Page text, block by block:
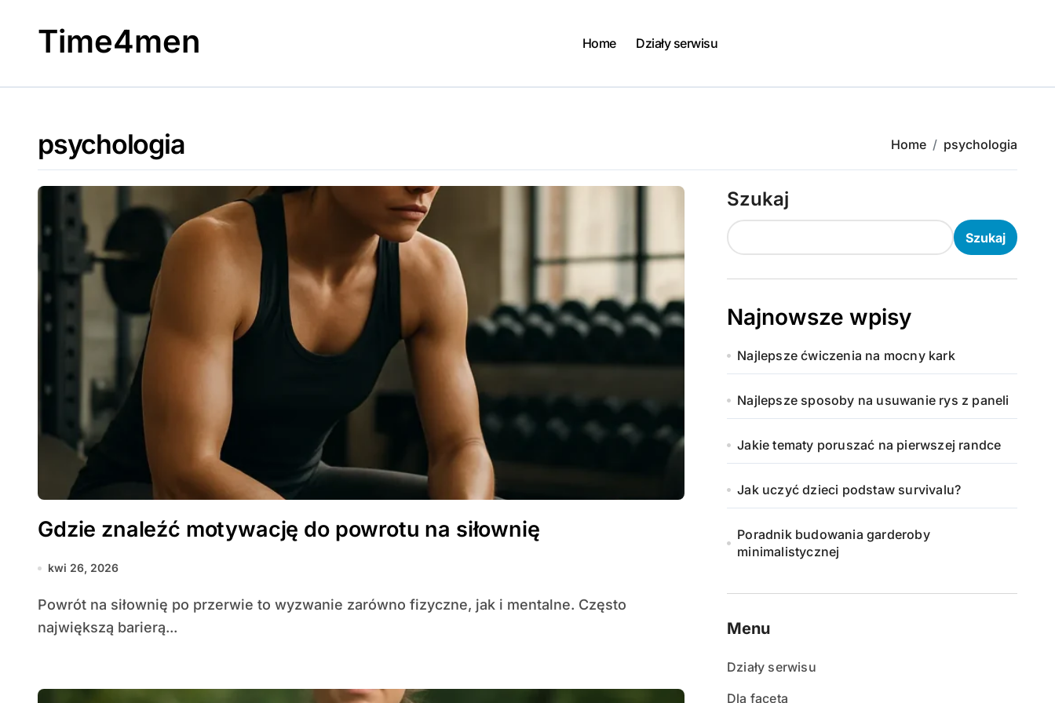
Time4men Home Działy serwisu
psychologia Home psychologia
Gdzie znaleźć motywację do powrotu na siłownię
kwi 26, 2026
Powrót na siłownię po przerwie to wyzwanie zarówno fizyczne, jak i mentalne. Często
największą barierą...
Szukaj
Szukaj
Najnowsze wpisy
Najlepsze ćwiczenia na mocny kark
Najlepsze sposoby na usuwanie rys z paneli
Jakie tematy poruszać na pierwszej randce
Jak uczyć dzieci podstaw survivalu?
Poradnik budowania garderoby
minimalistycznej
Menu
Działy serwisu
Dla faceta